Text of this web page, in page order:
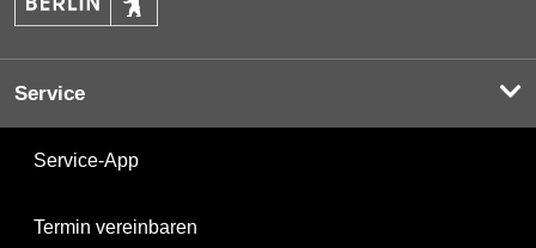
Service
Service-App
Termin vereinbaren